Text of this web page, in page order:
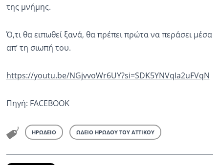
της μνήμης.
Ό,τι θα ειπωθεί ξανά, θα πρέπει πρώτα να περάσει μέσα
απ’ τη σιωπή του.
https://youtu.be/NGjvvoWr6UY?si=SDK5YNVqIa2uFVqN
Πηγή: FACEBOOK
ΗΡΩΔΕΙΟ ΩΔΕΙΟ ΗΡΩΔΟΥ ΤΟΥ ΑΤΤΙΚΟΥ